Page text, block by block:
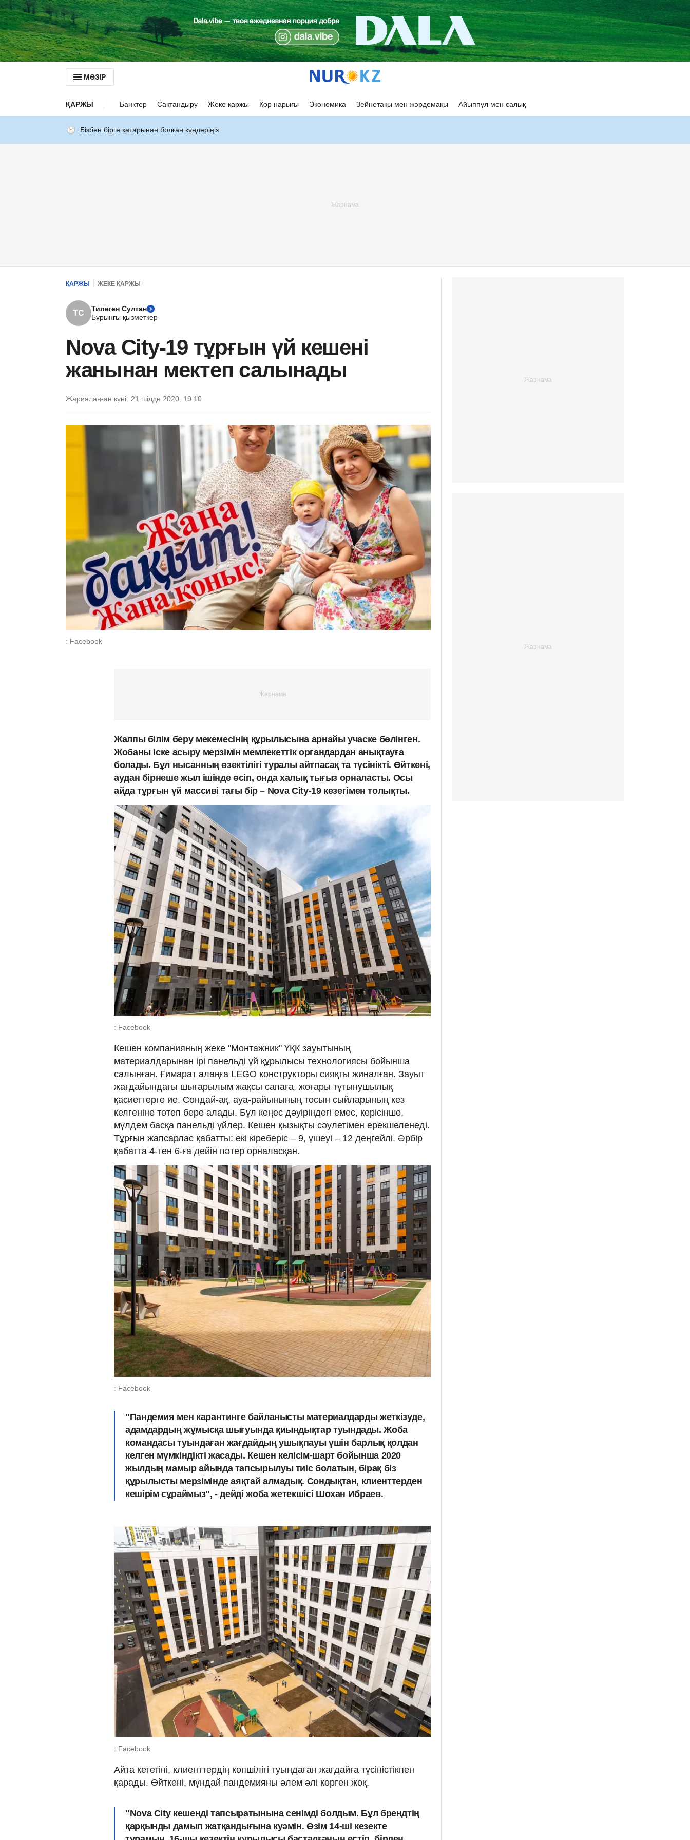
МӘЗІР
ҚАРЖЫ Банктер Сақтандыру Жеке қаржы Қор нарығы Экономика Зейнетақы мен жәрдемақы Айыппұл мен салық
Бізбен бірге қатарынан болған күндеріңіз
ҚАРЖЫ ЖЕКЕ ҚАРЖЫ
ТС
Тилеген Султан
Бұрынғы қызметкер
Nova City-19 тұрғын үй кешені
жанынан мектеп салынады
Жарияланған күні: 21 шілде 2020, 19:10
: Facebook
Жалпы білім беру мекемесінің құрылысына арнайы учаске бөлінген.
Жобаны іске асыру мерзімін мемлекеттік органдардан анықтауға
болады. Бұл нысанның өзектілігі туралы айтпасақ та түсінікті. Өйткені,
аудан бірнеше жыл ішінде өсіп, онда халық тығыз орналасты. Осы
айда тұрғын үй массиві тағы бір – Nova City-19 кезегімен толықты.
: Facebook
Кешен компанияның жеке "Монтажник" ҮҚК зауытының
материалдарынан ірі панельді үй құрылысы технологиясы бойынша
салынған. Ғимарат алаңға LEGO конструкторы сияқты жиналған. Зауыт
жағдайындағы шығарылым жақсы сапаға, жоғары тұтынушылық
қасиеттерге ие. Сондай-ақ, ауа-райынының тосын сыйларының кез
келгеніне төтеп бере алады. Бұл кеңес дәуіріндегі емес, керісінше,
мүлдем басқа панельді үйлер. Кешен қызықты сәулетімен ерекшеленеді.
Тұрғын жапсарлас қабатты: екі кіреберіс – 9, үшеуі – 12 деңгейлі. Әрбір
қабатта 4-тен 6-ға дейін пәтер орналасқан.
: Facebook
"Пандемия мен карантинге байланысты материалдарды жеткізуде,
адамдардың жұмысқа шығуында қиындықтар туындады. Жоба
командасы туындаған жағдайдың ушықпауы үшін барлық қолдан
келген мүмкіндікті жасады. Кешен келісім-шарт бойынша 2020
жылдың мамыр айында тапсырылуы тиіс болатын, бірақ біз
құрылысты мерзімінде аяқтай алмадық. Сондықтан, клиенттерден
кешірім сұраймыз", - дейді жоба жетекшісі Шохан Ибраев.
: Facebook
Айта кететіні, клиенттердің көпшілігі туындаған жағдайға түсіністікпен
қарады. Өйткені, мұндай пандемияны әлем әлі көрген жоқ.
"Nova City кешенді тапсыратынына сенімді болдым. Бұл брендтің
қарқынды дамып жатқандығына куәмін. Өзім 14-ші кезекте